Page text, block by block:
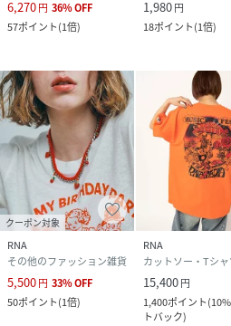
6,270円 36%OFF
57ポイント(1倍)
1,980円
18ポイント(1倍)
クーポン対象
RNA
その他のファッション雑貨
5,500円 33%OFF
50ポイント(1倍)
RNA
カットソー・Tシャ
15,400円
1,400ポイント(
トバック)